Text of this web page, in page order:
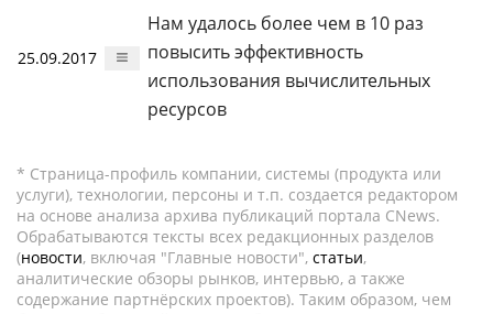
25.09.2017
Нам удалось более чем в 10 раз
повысить эффективность
использования вычислительных
ресурсов
* Страница-профиль компании, системы (продукта или
услуги), технологии, персоны и т.п. создается редактором
на основе анализа архива публикаций портала CNews.
Обрабатываются тексты всех редакционных разделов
(новости, включая "Главные новости", статьи,
аналитические обзоры рынков, интервью, а также
содержание партнёрских проектов). Таким образом, чем